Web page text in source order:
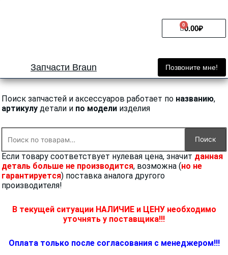
0.00₽
0
Cart
Запчасти Braun Позвоните мне!
Поиск запчастей и аксессуаров работает по названию,
артикулу детали и по модели изделия
Поиск
Если товару соответствует нулевая цена, значит данная
деталь больше не производится, возможна (но не
гарантируется) поставка аналога другого
производителя!
В текущей ситуации НАЛИЧИЕ и ЦЕНУ необходимо
уточнять у поставщика!!!
Оплата только после согласования с менеджером!!!